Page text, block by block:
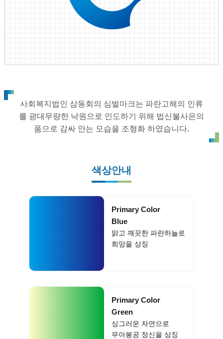
사회복지법인 삼동회의 심벌마크는 파란고해의 인류
를 광대무량한 낙원으로 인도하기 위해 법신불사은의
품으로 감싸 안는 모습을 조형화 하였습니다.
색상안내
Primary Color
Blue
맑고 깨끗한 파란하늘로
희망을 상징
Primary Color
Green
싱그러운 자연으로
무아봉공 정신을 상징